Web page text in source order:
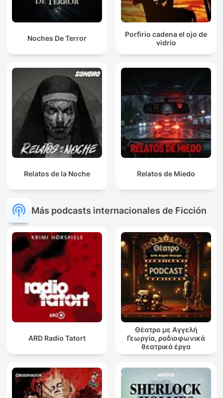
Noches De Terror
Porfirio cadena el ojo de
vidrio
Relatos de la Noche Relatos de Miedo
Más podcasts internacionales de Ficción
ARD Radio Tatort
Θέατρο με Αγγελή
Γεωργία, ραδιοφωνικά
θεατρικά έργα